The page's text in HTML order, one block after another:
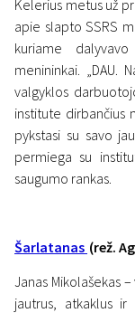
Naujienos
istorijos
19 lapkričio 2020
Kelerius metus už
apie slapto SSRS
kuriame
menininkai. „DAU.
valgyklos
institute dirbančius
pykstasi su savo
permiega su
saugumo rankas.
Šarlatanas (rež.
Janas Mikolašekas
jautrus, atkaklus ir